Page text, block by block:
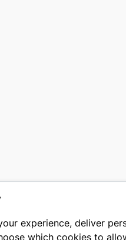
experience, deliver
which cookies to